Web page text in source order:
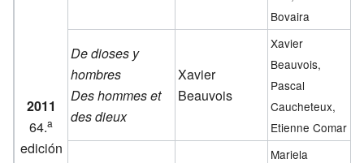
2011
64.a
edición
Bovaira
De dioses y
hombres
Des hommes et
des dieux
Xavier
Beauvois
Xavier
Beauvois,
Pascal
Caucheteux,
Etienne Comar
Mariela